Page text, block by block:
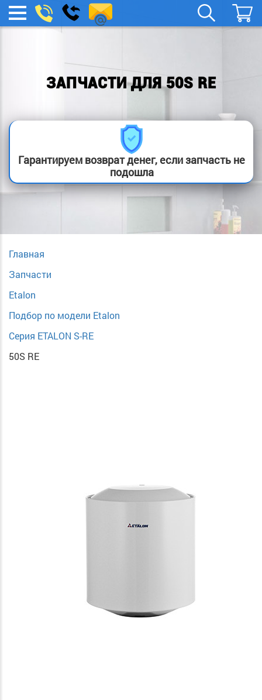
МЕНЮ
boylera@yandex.ru
Заказать
звонок
ЗАПЧАСТИ ДЛЯ 50S RE
Гарантируем возврат денег, если запчасть не
подошла
Главная
Запчасти
Etalon
Подбор по модели Etalon
Серия ETALON S-RE
50S RE